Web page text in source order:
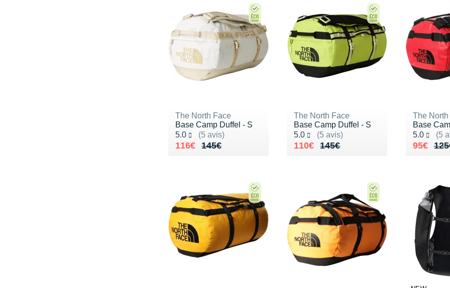
The North Face
Base Camp Duffel - S
5.0
(5 avis)
Noté 5.0 sur 5
145€
Au lieu de 145€
116€
Vendu 116€
The North Face
Base Camp Duffel - S
5.0
(5 avis)
Noté 5.0 sur 5
145€
Au lieu de 145€
110€
Vendu 110€
The
Base
5.0
(5
Noté 5.0
Au lieu
95€
Vendu